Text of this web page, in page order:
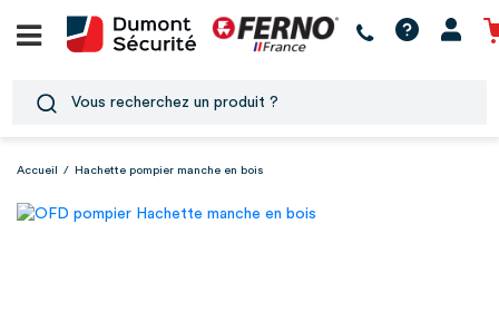
Accueil / Hachette pompier manche en bois